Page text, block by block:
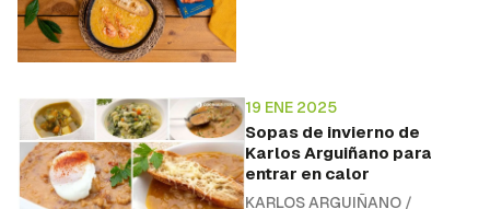
19 ENE 2025
Sopas de invierno de
Karlos Arguiñano para
entrar en calor
KARLOS ARGUIÑANO /